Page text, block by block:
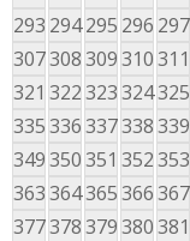
293 294295 296 297
307308309310311
321 322323324325
335336337338339
349350351 352353
363364365366367
377378379380381